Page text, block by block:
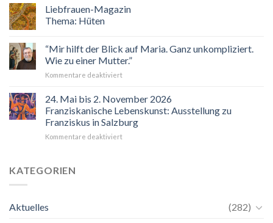
sind
eingeladen!
Liebfrauen-Magazin
Thema: Hüten
“Mir hilft der Blick auf Maria. Ganz unkompliziert.
Wie zu einer Mutter.”
Kommentare deaktiviertfür
hilft
der
Blick
auf
Maria.
24. Mai bis 2. November 2026
Franziskanische Lebenskunst: Ausstellung zu
Franziskus in Salzburg
Kommentare deaktiviertfür
KATEGORIEN
Aktuelles
(282)